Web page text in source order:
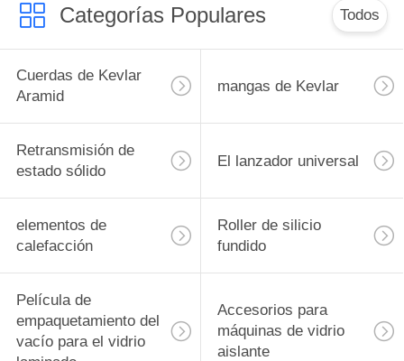
Categorías Populares Todos
Cuerdas de Kevlar
Aramid
mangas de Kevlar
Retransmisión de
estado sólido
El lanzador universal
elementos de
calefacción
Roller de silicio
fundido
Película de
empaquetamiento del
vacío para el vidrio
Accesorios para
máquinas de vidrio
aislante